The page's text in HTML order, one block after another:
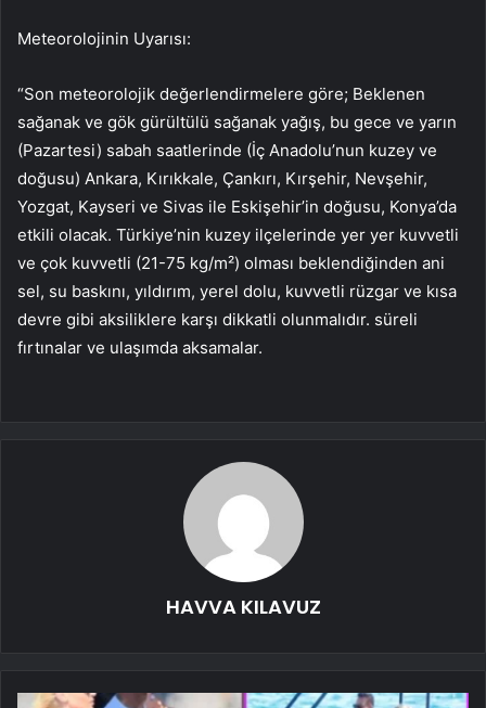
Meteorolojinin Uyarısı:
“Son meteorolojik değerlendirmelere göre; Beklenen
sağanak ve gök gürültülü sağanak yağış, bu gece ve yarın
(Pazartesi) sabah saatlerinde (İç Anadolu’nun kuzey ve
doğusu) Ankara, Kırıkkale, Çankırı, Kırşehir, Nevşehir,
Yozgat, Kayseri ve Sivas ile Eskişehir’in doğusu, Konya’da
etkili olacak. Türkiye’nin kuzey ilçelerinde yer yer kuvvetli
ve çok kuvvetli (21-75 kg/m²) olması beklendiğinden ani
sel, su baskını, yıldırım, yerel dolu, kuvvetli rüzgar ve kısa
devre gibi aksiliklere karşı dikkatli olunmalıdır. süreli
fırtınalar ve ulaşımda aksamalar.
HAVVA KILAVUZ